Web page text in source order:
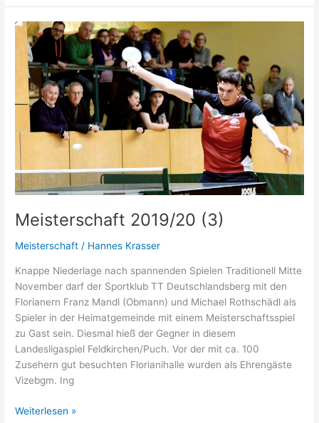
(4)
Meisterschaft 2019/20 (3)
Meisterschaft / Hannes Krasser
Knappe Niederlage nach spannenden Spielen Traditionell Mitte
November darf der Sportklub TT Deutschlandsberg mit den
Florianern Franz Mandl (Obmann) und Michael Rothschädl als
Spieler in der Heimatgemeinde mit einem Meisterschaftsspiel
zu Gast sein. Diesmal hieß der Gegner in diesem
Landesligaspiel Feldkirchen/Puch. Vor der mit ca. 100
Zusehern gut besuchten Florianihalle wurden als Ehrengäste
Vizebgm. Ing
Meisterschaft
Weiterlesen »